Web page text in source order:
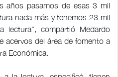
años pasamos de esas 3 mil
nada más y tenemos 23 mil
lectura", compartió Medardo
acervos del área de fomento a
Económica.